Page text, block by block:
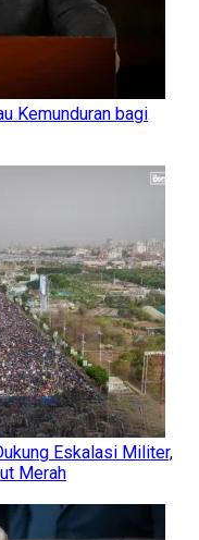
Kemunduran bagi
Eskalasi Militer,
Merah